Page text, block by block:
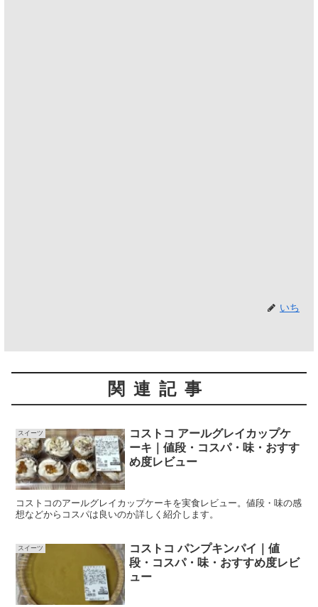
いち
関連記事
スイーツ
コストコ アールグレイカップケ
ーキ｜値段・コスパ・味・おすす
め度レビュー
コストコのアールグレイカップケーキを実食レビュー。値段・味の感
想などからコスパは良いのか詳しく紹介します。
スイーツ
コストコ パンプキンパイ｜値
段・コスパ・味・おすすめ度レビ
ュー